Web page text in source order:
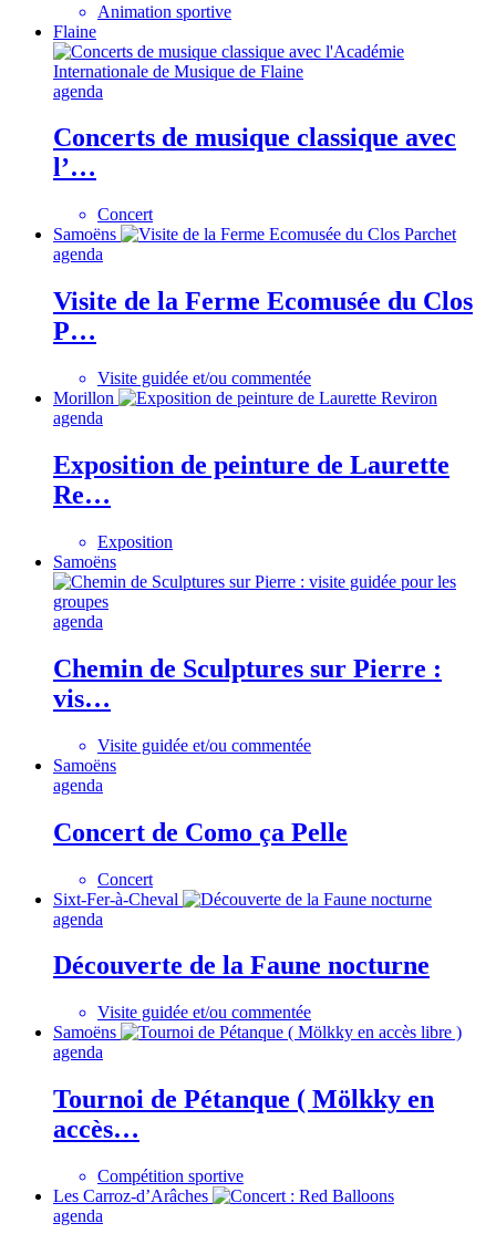
Animation sportive
Flaine
agenda
Concerts de musique classique avec
l’…
Concert
Samoëns
agenda
Visite de la Ferme Ecomusée du Clos
P…
Visite guidée et/ou commentée
Morillon
agenda
Exposition de peinture de Laurette
Re…
Exposition
Samoëns
agenda
Chemin de Sculptures sur Pierre :
vis…
Visite guidée et/ou commentée
Samoëns
agenda
Concert de Como ça Pelle
Concert
Sixt-Fer-à-Cheval
agenda
Découverte de la Faune nocturne
Visite guidée et/ou commentée
Samoëns
agenda
Tournoi de Pétanque ( Mölkky en
accès…
Compétition sportive
Les Carroz-d’Arâches
agenda